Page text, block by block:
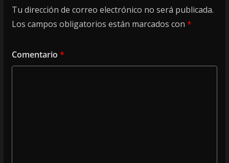
Tu dirección de correo electrónico no será publicada.
Los campos obligatorios están marcados con *
Comentario *